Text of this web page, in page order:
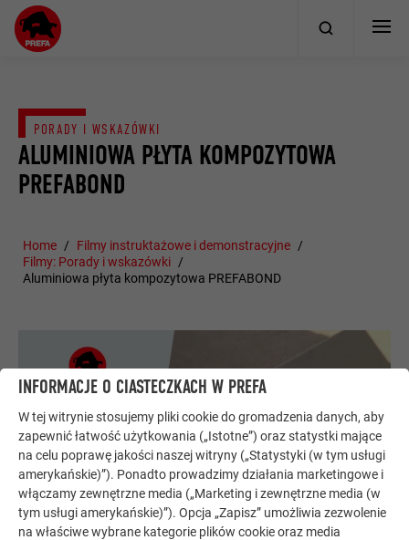
ALUMINIOWA PŁYTA KOMPOZYTOWA
PREFABOND
PORADY I WSKAZÓWKI
Home
Filmy instruktażowe i demonstracyjne
Filmy: Porady i wskazówki
Aluminiowa płyta kompozytowa PREFABOND
INFORMACJE O CIASTECZKACH W PREFA
W tej witrynie stosujemy pliki cookie do gromadzenia danych, aby
zapewnić łatwość użytkowania („Istotne”) oraz statystki mające
na celu poprawę jakości naszej witryny („Statystyki (w tym usługi
amerykańskie)”). Ponadto prowadzimy działania marketingowe i
włączamy zewnętrzne media („Marketing i zewnętrzne media (w
tym usługi amerykańskie)”). Opcja „Zapisz” umożliwia zezwolenie
na właściwe wybrane kategorie plików cookie oraz media